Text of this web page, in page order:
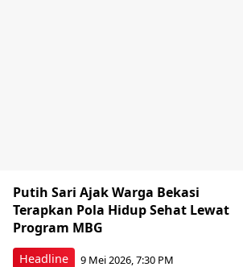
Headline
Putih Sari Ajak Warga Bekasi
Terapkan Pola Hidup Sehat Lewat
Program MBG
9 Mei 2026, 7:30 PM